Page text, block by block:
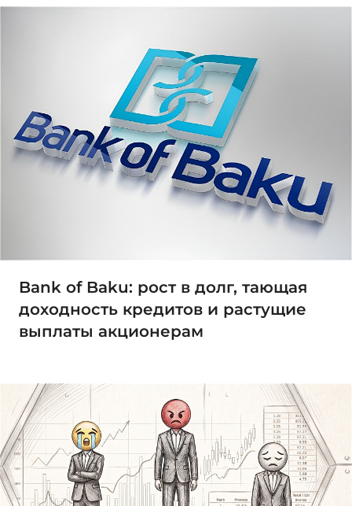
Bank of Baku: рост в долг, тающая
доходность кредитов и растущие
выплаты акционерам